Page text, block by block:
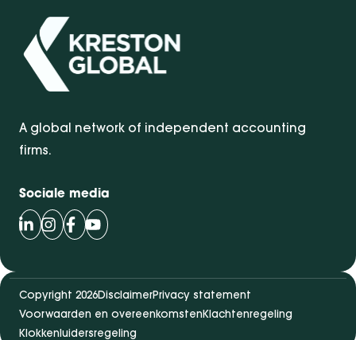
A global network of independent accounting
firms.
Sociale media
Volg Bentacera op LinkedIn
Volg Bentacera op Instagram
Volg Bentacera op Facebook
Volg Bentacera op Youtube
Copyright 2026DisclaimerPrivacy statement
Voorwaarden en overeenkomstenKlachtenregeling
Klokkenluidersregeling